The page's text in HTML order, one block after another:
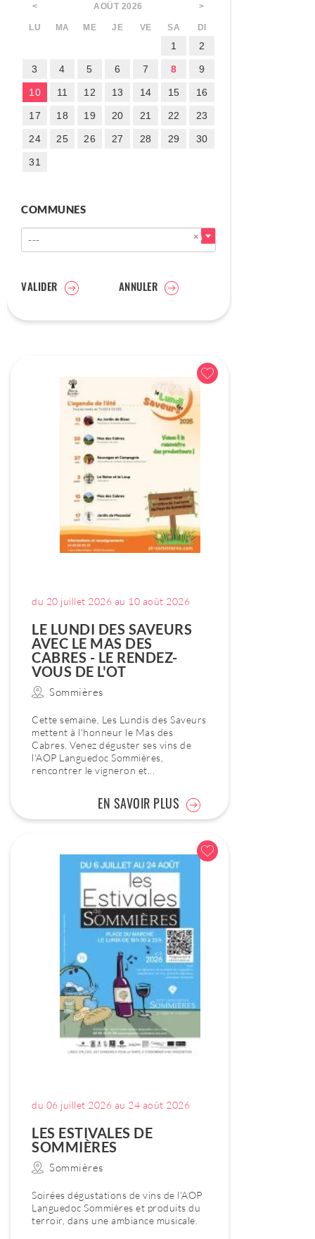
< AOÛT 2026 >
LU MA ME JE VE SA DI
1 2
3 4 5 6 7 8 9
10 11 12 13 14 15 16
17 18 19 20 21 22 23
24 25 26 27 28 29 30
31
COMMUNES
---
VALIDER ANNULER
du 20 juillet 2026 au 10 août 2026
LE LUNDI DES SAVEURS
AVEC LE MAS DES
CABRES - LE RENDEZ-
VOUS DE L'OT
Sommières
Cette semaine, Les Lundis des Saveurs
mettent à l'honneur le Mas des
Cabres. Venez déguster ses vins de
l'AOP Languedoc Sommières,
rencontrer le vigneron et...
EN SAVOIR PLUS
du 06 juillet 2026 au 24 août 2026
LES ESTIVALES DE
SOMMIÈRES
Sommières
Soirées dégustations de vins de l'AOP
Languedoc Sommières et produits du
terroir, dans une ambiance musicale.